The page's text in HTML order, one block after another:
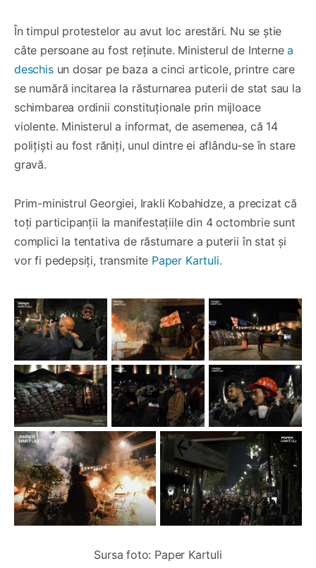
În timpul protestelor au avut loc arestări. Nu se știe
câte persoane au fost reținute. Ministerul de Internea
deschisun dosar pe baza a cinci articole, printre care
se numără incitarea la răsturnarea puterii de stat sau la
schimbarea ordinii constituționale prin mijloace
violente. Ministerul a informat, de asemenea, că 14
polițiști au fost răniți, unul dintre ei aflându-se în stare
gravă.
Prim-ministrul Georgiei, Irakli Kobahidze, a precizat că
toți participanții la manifestațiile din 4 octombrie sunt
complici la tentativa de răsturnare a puterii în stat și
vor fi pedepsiți, transmite Paper Kartuli.
Sursa foto: Paper Kartuli